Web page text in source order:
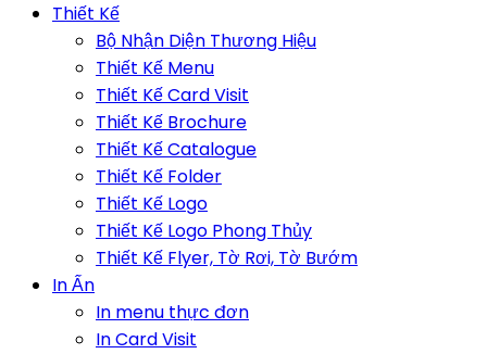
Thiết Kế
Bộ Nhận Diện Thương Hiệu
Thiết Kế Menu
Thiết Kế Card Visit
Thiết Kế Brochure
Thiết Kế Catalogue
Thiết Kế Folder
Thiết Kế Logo
Thiết Kế Logo Phong Thủy
Thiết Kế Flyer, Tờ Rơi, Tờ Bướm
In Ấn
In menu thực đơn
In Card Visit